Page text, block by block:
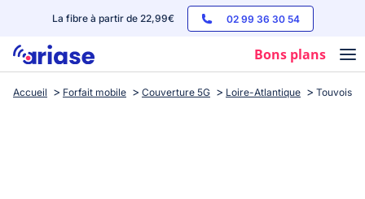
La fibre à partir de 22,99€ 02 99 36 30 54
Bons plans
Box internet
Accueil Forfait mobile Couverture 5G Loire-Atlantique Touvois